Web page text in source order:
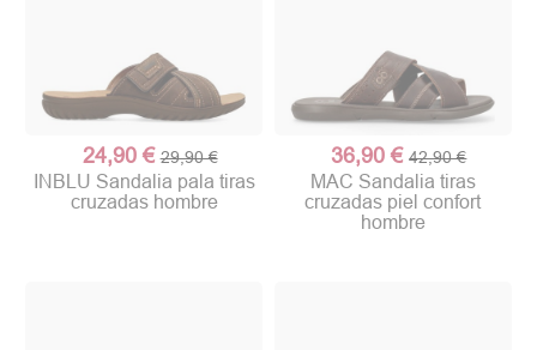
24,90 € 29,90 €
INBLU Sandalia pala tiras
cruzadas hombre
36,90 € 42,90 €
MAC Sandalia tiras
cruzadas piel confort
hombre